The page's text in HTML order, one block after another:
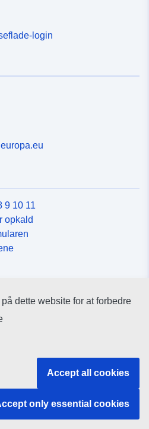
login
europa.eu
9 10 11
opkald
medier
dette website for at forbedre
Accept all cookies
only essential cookies